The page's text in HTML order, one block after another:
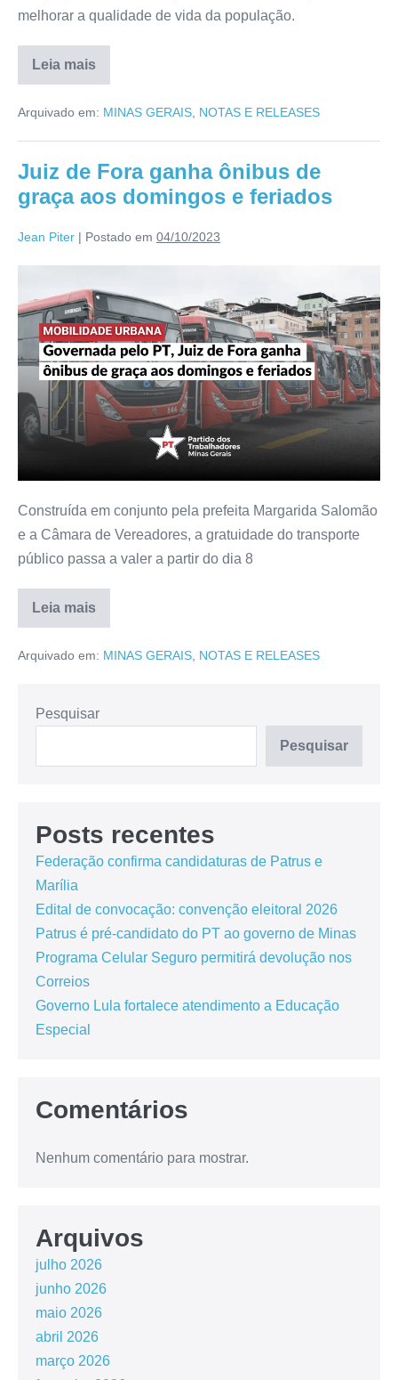
melhorar a qualidade de vida da população.
Leia mais
Arquivado em: MINAS GERAIS NOTAS E RELEASES
Juiz de Fora ganha ônibus de
graça aos domingos e feriados
Jean Piter | Postado em 04/10/2023
Construída em conjunto pela prefeita Margarida Salomão
e a Câmara de Vereadores, a gratuidade do transporte
público passa a valer a partir do dia 8
Leia mais
Arquivado em: MINAS GERAIS, NOTAS E RELEASES
Pesquisar
Pesquisar
Posts recentes
Federação confirma candidaturas de Patrus e
Marília
Edital de convocação: convenção eleitoral 2026
Patrus é pré-candidato do PT ao governo de Minas
Programa Celular Seguro permitirá devolução nos
Correios
Governo Lula fortalece atendimento a Educação
Especial
Comentários
Nenhum comentário para mostrar.
Arquivos
julho 2026
junho 2026
maio 2026
abril 2026
março 2026